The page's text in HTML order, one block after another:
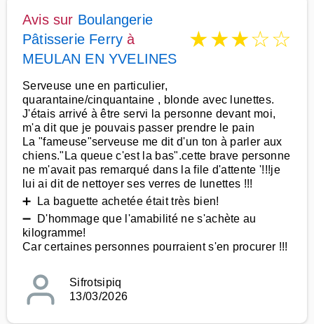
Avis sur Boulangerie
Pâtisserie Ferry à
MEULAN EN YVELINES
★★★☆☆
Serveuse une en particulier,
quarantaine/cinquantaine , blonde avec lunettes.
J'étais arrivé à être servi la personne devant moi,
m'a dit que je pouvais passer prendre le pain
La "fameuse"serveuse me dit d'un ton à parler aux
chiens."La queue c'est la bas".cette brave personne
ne m'avait pas remarqué dans la file d'attente '!!!je
lui ai dit de nettoyer ses verres de lunettes !!!
➕ La baguette achetée était très bien!
➖ D'hommage que l'amabilité ne s'achète au
kilogramme!
Car certaines personnes pourraient s'en procurer !!!
Sifrotsipiq
13/03/2026